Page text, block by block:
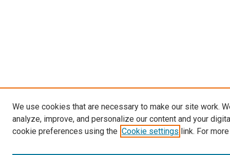
We use cookies that are necessary to make our site work.
analyze, improve, and personalize our content and your
cookie preferences using the Cookie settings link. For